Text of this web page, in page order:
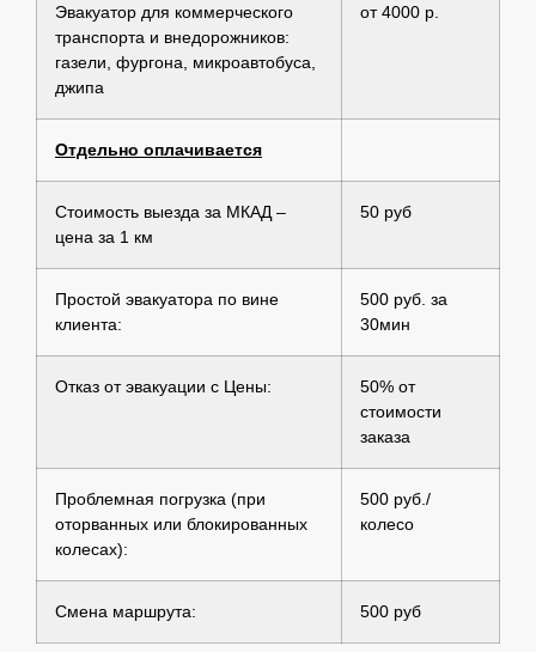
Эвакуатор для коммерческого
транспорта и внедорожников:
газели, фургона, микроавтобуса,
джипа
от 4000 р.
Отдельно оплачивается
Стоимость выезда за МКАД –
цена за 1 км
50 руб
Простой эвакуатора по вине
клиента:
500 руб. за
30мин
Отказ от эвакуации с Цены:
50% от
стоимости
заказа
Проблемная погрузка (при
оторванных или блокированных
колесах):
500 руб./
колесо
Смена маршрута: 500 руб